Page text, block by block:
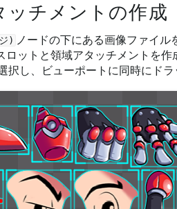
ッチメントの作成
) ノードの下にある画像ファイ
ロットと領域アタッチメントを
択し、ビューポートに同時にドラ